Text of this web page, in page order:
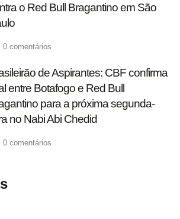
o Red Bull Bragantino em São
0 comentários
de Aspirantes: CBF confirma
entre Botafogo e Red Bull
para a próxima segunda-
no Nabi Abi Chedid
0 comentários